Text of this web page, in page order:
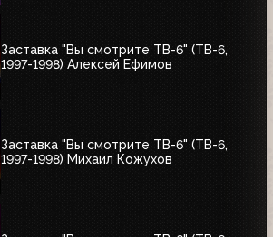
Заставка "Вы смотрите ТВ-6" (ТВ-6,
1997-1998) Алексей Ефимов
Заставка "Вы смотрите ТВ-6" (ТВ-6,
1997-1998) Михаил Кожухов